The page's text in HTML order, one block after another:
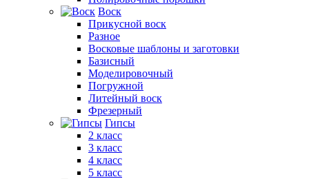
Воск
Прикусной воск
Разное
Восковые шаблоны и заготовки
Базисный
Моделировочный
Погружной
Литейный воск
Фрезерный
Гипсы
2 класс
3 класс
4 класс
5 класс